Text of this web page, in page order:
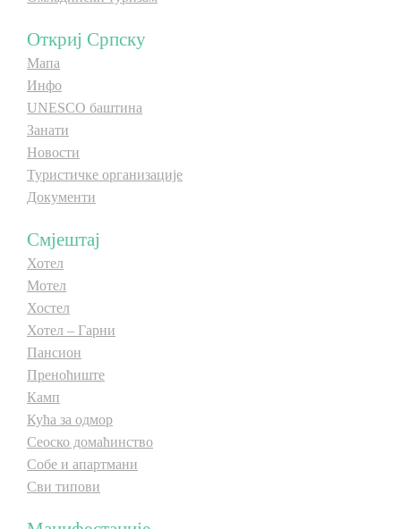
Откриј Српску
Мапа
Инфо
UNESCO баштина
Занати
Новости
Туристичке организације
Документи
Смјештај
Хотел
Мотел
Хостел
Хотел – Гарни
Пансион
Преноћиште
Камп
Кућа за одмор
Сеоско домаћинство
Собе и апартмани
Сви типови